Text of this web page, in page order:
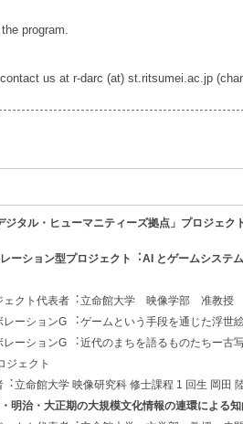
program.
us at r-darc (at) st.ritsumei.ac.jp
ジタル・ヒューマニティーズ拠点」プロジェク
ーション型プロジェクト︓AI とゲームシステ
クト代表者︓⽴命館⼤学 映像学部 准教
ションG ︓ゲームという⼿段を通じた浮世
ションG ︓近代のまちを語るものたちー古
ジェクト
命館⼤学 映像研究科 修⼠課程 1 回⽣ 岡⽥
明治・⼤正期の⼤規模⽂化情報の連環による